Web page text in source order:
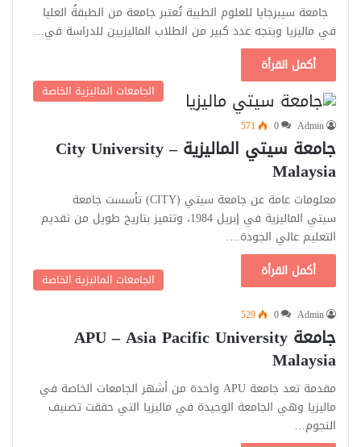
جامعة سيبرجايا للعلوم الطبية تُعتبر جامعة من الطبقةُ العليا
في ماليزيا ويتجه عدد كبير من الطلاب الماليزيين للدراسة في…
أكمل القرأة
الجامعات الماليزية الخاصة
Admin
0
571
جامعة سيتي الماليزية – City University
Malaysia
معلومات عامة عن جامعة سيتي (CITY) تأسست جامعة
سيتي الماليزية في إبريل 1984، وتتميز بتاريخ طويل من تقديم
التعليم عالي الجودة.…
أكمل القرأة
الجامعات الماليزية الخاصة
Admin
0
529
جامعة APU – Asia Pacific University
Malaysia
مقدمة تعد جامعة APU واحدة من أشهر الجامعات الخاصة في
ماليزيا وهي الجامعة الوحيدة في ماليزيا التي حققت تصنيف
النجوم…